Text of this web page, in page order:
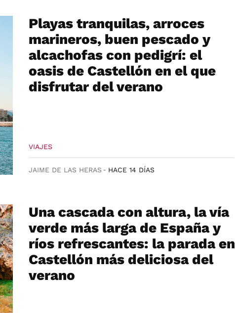
Playas tranquilas, arroces
marineros, buen pescado y
alcachofas con pedigrí: el
oasis de Castellón en el que
disfrutar del verano
VIAJES
JAIME DE LAS HERAS HACE 14 DÍAS
Una cascada con altura, la vía
verde más larga de España y
ríos refrescantes: la parada en
Castellón más deliciosa del
verano